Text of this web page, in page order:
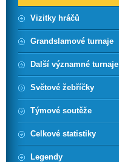
Vizitky hráčů
Grandslamové turnaje
Další významné turnaje
Světové žebříčky
Týmové soutěže
Celkové statistiky
Legendy